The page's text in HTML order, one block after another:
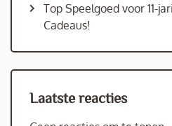
Top Speelgoed voor 11-
Cadeaus!
Laatste reacties